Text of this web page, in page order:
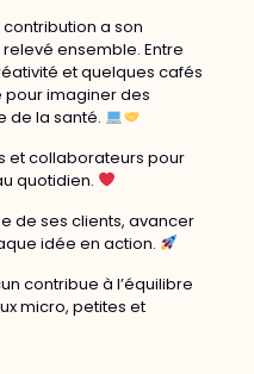
a son
ensemble. Entre
et quelques cafés
pour imaginer des
de la santé.
et collaborateurs pour
quotidien.
de ses clients, avancer
idée en action.
contribue à l’équilibre
micro, petites et